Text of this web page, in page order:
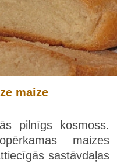
maize
pilnīgs kosmoss.
maizes
sastāvdaļas